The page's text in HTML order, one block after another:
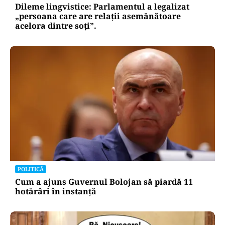
Dileme lingvistice: Parlamentul a legalizat
„persoana care are relații asemănătoare
acelora dintre soți”.
POLITICĂ
Cum a ajuns Guvernul Bolojan să piardă 11
hotărâri în instanță